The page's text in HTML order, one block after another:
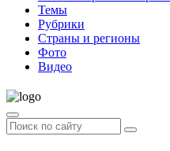
Темы
Рубрики
Страны и регионы
Фото
Видео